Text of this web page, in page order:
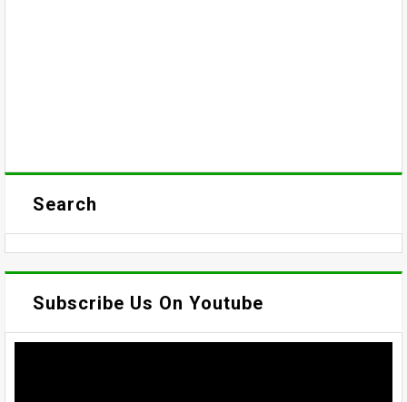
Search
Subscribe Us On Youtube